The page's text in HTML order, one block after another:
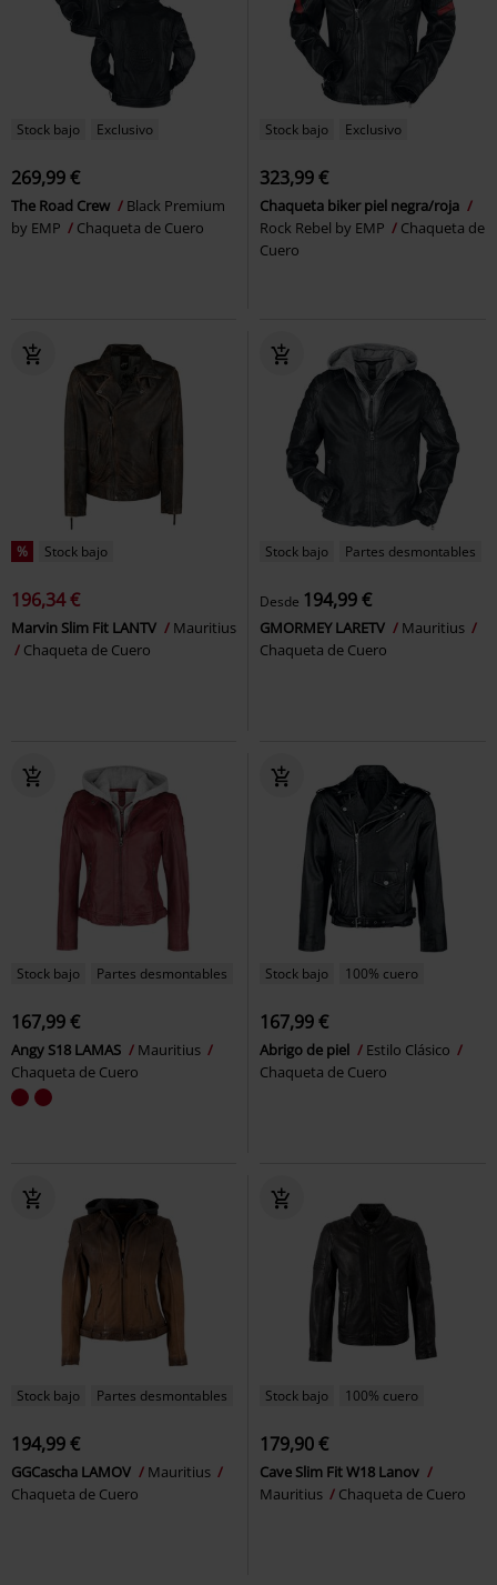
Stock bajo Exclusivo
269,99 €
The Road Crew
Black Premium
by EMP
Chaqueta de Cuero
Stock bajo Exclusivo
323,99 €
Chaqueta biker piel negra/roja
Rock Rebel by EMP
Chaqueta de
Cuero
% Stock bajo
196,34 €
Marvin Slim Fit LANTV
Mauritius
Chaqueta de Cuero
Stock bajo Partes desmontables
Desde 194,99 €
GMORMEY LARETV
Mauritius
Chaqueta de Cuero
Stock bajo Partes desmontables
167,99 €
Angy S18 LAMAS
Mauritius
Chaqueta de Cuero
Stock bajo 100% cuero
167,99 €
Abrigo de piel
Estilo Clásico
Chaqueta de Cuero
Stock bajo Partes desmontables
194,99 €
GGCascha LAMOV
Mauritius
Chaqueta de Cuero
Stock bajo 100% cuero
179,90 €
Cave Slim Fit W18 Lanov
Mauritius
Chaqueta de Cuero